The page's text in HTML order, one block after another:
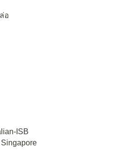
อ
ISB